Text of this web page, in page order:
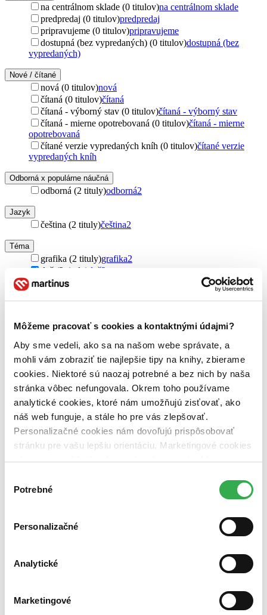
Môžeme pracovať s cookies a kontaktnými údajmi?
Aby sme vedeli, ako sa na našom webe správate, a
mohli vám zobraziť tie najlepšie tipy na knihy, zbierame
cookies. Niektoré sú naozaj potrebné a bez nich by naša
stránka vôbec nefungovala. Okrem toho používame
analytické cookies, ktoré nám umožňujú zisťovať, ako
náš web funguje, a stále ho pre vás zlepšovať.
Personalizačné cookies nám dovoľujú prispôsobovať
stránku pre vašu lepšiu orientáciu. Marketingové cookies
nám zas umožňujú zobrazenie relevantnej reklamy.
nám pomohlo, keby sme mohli používať všetky tieto
súhlasu
Potrebné
Personalizačné
Analytické
Marketingové
na centrálnom sklade (0 titulov)na centrálnom sklade
predpredaj (0 titulov)predpredaj
pripravujeme (0 titulov)pripravujeme
dostupná (bez vypredaných) (0 titulov)dostupná (bez
vypredaných)
Nové / čítané
nová (0 titulov)nová
čítaná (0 titulov)čítaná
čítaná - výborný stav (0 titulov)čítaná - výborný stav
čítaná - mierne opotrebovaná (0 titulov)čítaná - mierne
opotrebovaná
čítané verzie vypredaných kníh (0 titulov)čítané verzie
vypredaných kníh
Odborná x populárne náučná
odborná (2 tituly)odborná2
Jazyk
čeština (2 tituly)čeština2
Téma
grafika (2 tituly)grafika2
tlač (2 tituly) tlač2
dizajn (2 tituly)
Pre koho
Česko (2 tituly) Česko2
Autor
Filip Blažek (2 tituly)Filip Blažek2
Vydavateľstvo
UMPRUM (2 tituly) UMPRUM 2
brožovaná väzba (2 tituly) brožovaná väzba
Top hodnotené
Najlacnejšie